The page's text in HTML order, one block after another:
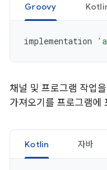
Groovy
implementation
채널 및 프로그램 작업
가져오기를 프로그램에
Kotlin 자바